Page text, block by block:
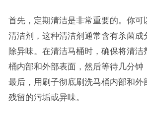
首先，定期清洁是非常重要的。你可
清洁剂，这种清洁剂通常含有杀菌成
除异味。在清洁马桶时，确保将清洁
桶内部和外部表面，然后等待几分钟
最后，用刷子彻底刷洗马桶内部和外
残留的污垢或异味。